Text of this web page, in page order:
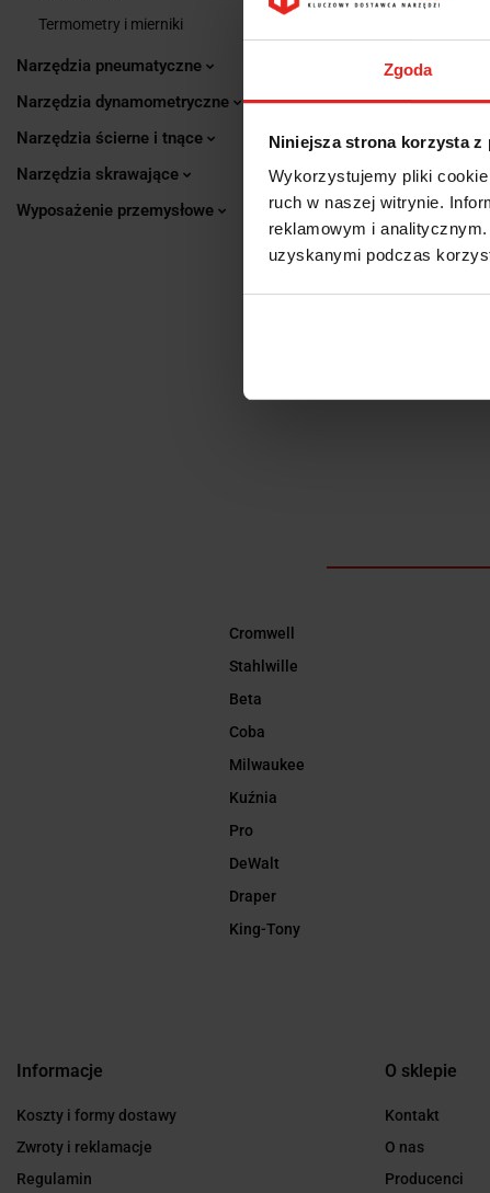
Zgoda
Niniejsza strona korzysta z
Wykorzystujemy pliki
ruch w naszej witrynie.
reklamowym i
uzyskanymi podczas
Termometry i mierniki
Narzędzia pneumatyczne
Narzędzia dynamometryczne
Narzędzia ścierne i tnące
Narzędzia skrawające
Wyposażenie przemysłowe
Pracujemy
Cromwell
Stahlwille
Beta
Coba
Milwaukee
Kuźnia
Pro
DeWalt
Draper
King-Tony
Informacje
Koszty i formy dostawy
Zwroty i reklamacje
Regulamin
O sklepie
Kontakt
O nas
Producenci